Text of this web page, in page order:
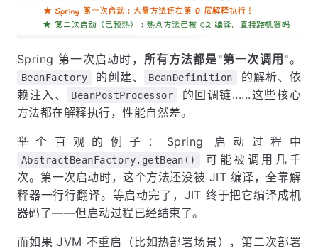
Spring 第一次启动时， 所有方法都是"第一次调用"。
BeanFactory 的创建、 BeanDefinition
的解析、依
赖注入、
BeanPostProcessor
的回调链......这些核心
方法都在解释执行，性能自然差。
举个直观的例子：Spring 启动过程中
AbstractBeanFactory.getBean()
可能被调用几千
次。第一次启动时，这个方法还没被 JIT 编译，全靠解
释器一行行翻译。等启动完了，JIT 终于把它编译成机
器码了——但启动过程已经结束了。
而如果 JVM 不重启（比如热部署场景），第二次部署